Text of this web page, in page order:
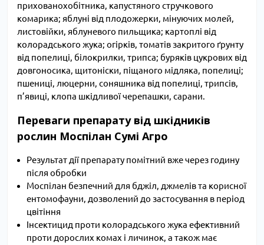
прихованохобітника, капустяного стручкового
комарика; яблуні від плодожерки, мінуючих молей,
листовійки, яблуневого пильщика; картоплі від
колорадського жука; огірків, томатів закритого ґрунту
від попелиці, білокрилки, трипса; буряків цукрових від
довгоносика, щитоніски, піщаного мідляка, попелиці;
пшениці, люцерни, соняшника від попелиці, трипсів,
п’явиці, клопа шкідливої черепашки, сарани.
Переваги препарату від шкідників
рослин Моспілан Сумі Агро
Результат дії препарату помітний вже через годину
після обробки
Моспілан безпечний для бджіл, джмелів та корисної
ентомофауни, дозволений до застосування в період
цвітіння
Інсектицид проти колорадського жука ефективний
проти дорослих комах і личинок, а також має